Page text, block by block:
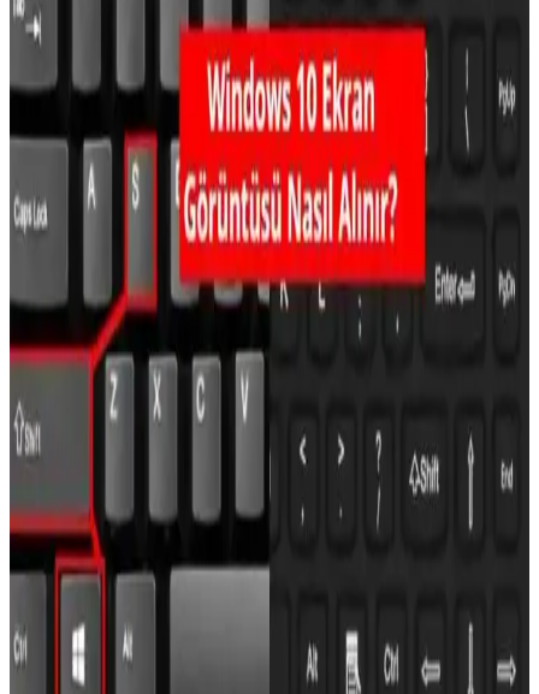
Yöntemleri ve Kullanıcı İpuçları
iPhone 16 ve 16e modellerinde ekran görüntüsü alma yöntemleri,
ayarları ve ipuçları hakkında kapsamlı bilgiler içerir. Güncel
tekniklerle cihazınızı daha etkin kullanın.
iPhone'da Ekran Görüntüsü ve Video Kaydı Alma
Yöntemleri ve İpuçları
iPhone'da ekran görüntüsü ve video kaydı almak için temel ve
gelişmiş yöntemler, ipuçları ve güncel iOS özellikleriyle pratik
Redmi Telefonlarda Ekran Görüntüsü Alma
Yöntemleri ve Çözüm Önerileri
Redmi telefonlarda ekran görüntüsü almak için tuş kombinasyonları
ve yazılım özellikleri kullanılır. Sorunlar için güncelleme ve ayar
kontrolü önemlidir.
iPhone'da Kaydırmalı Ekran Görüntüsü Alma
Yöntemleri ve Kullanım İpuçları
iPhone'da kaydırmalı ekran görüntüsü almak için mevcut yöntemler
ve ipuçları. Güncel iOS sürümleri ve üçüncü taraf uygulamalarla
uzun sayfaları yakalama imkanları hakkında bilgi sağlar.
Ekran Görüntüsü Nasıl Alınır Güncel Yöntemler ve
İpuçları